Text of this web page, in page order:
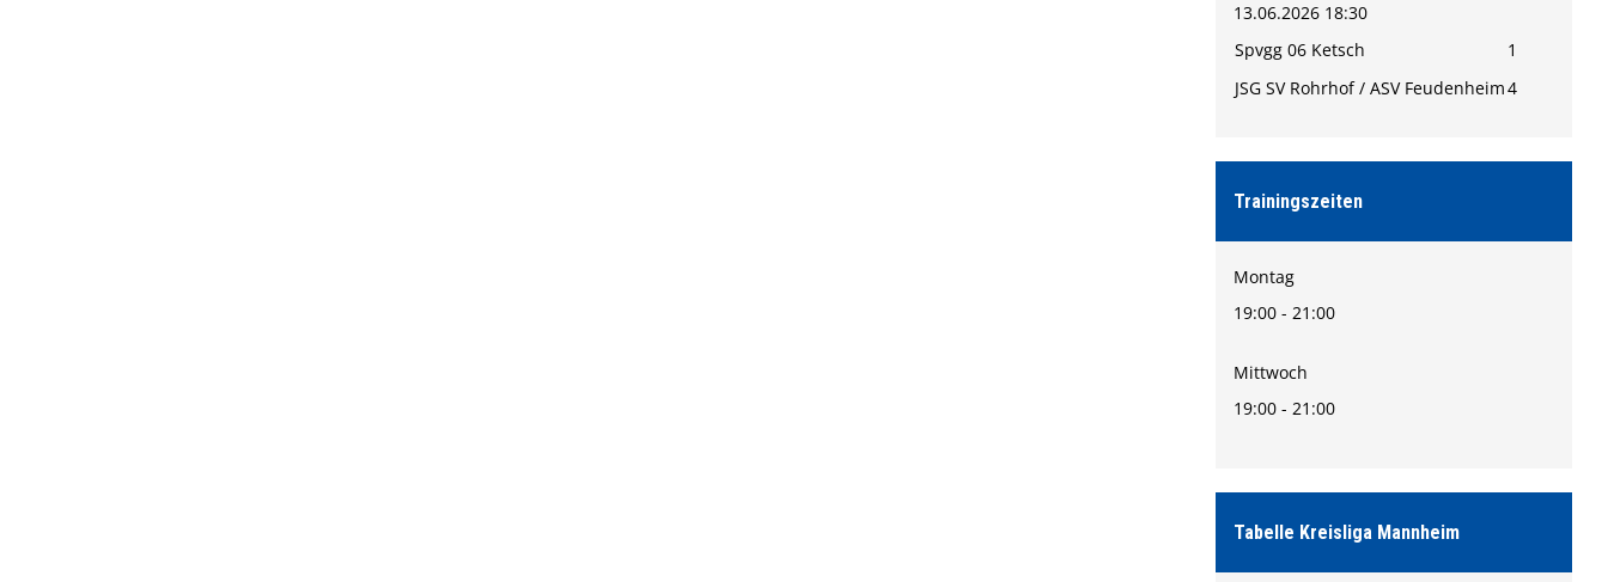
13.06.2026 18:30
Spvgg 06 Ketsch
1
JSG SV Rohrhof / ASV Feudenheim4
Trainingszeiten
Montag
19:00 - 21:00
Mittwoch
19:00 - 21:00
Tabelle Kreisliga Mannheim